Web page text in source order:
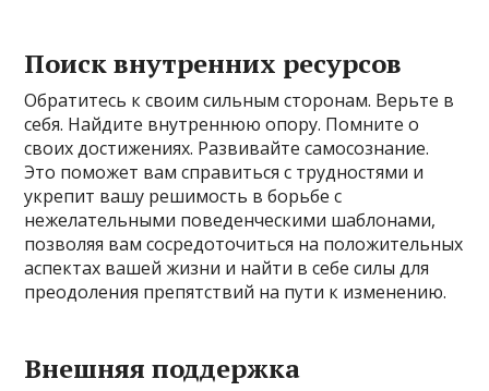
Поиск внутренних ресурсов
Обратитесь к своим сильным сторонам. Верьте в
себя. Найдите внутреннюю опору. Помните о
своих достижениях. Развивайте самосознание.
Это поможет вам справиться с трудностями и
укрепит вашу решимость в борьбе с
нежелательными поведенческими шаблонами,
позволяя вам сосредоточиться на положительных
аспектах вашей жизни и найти в себе силы для
преодоления препятствий на пути к изменению.
Внешняя поддержка